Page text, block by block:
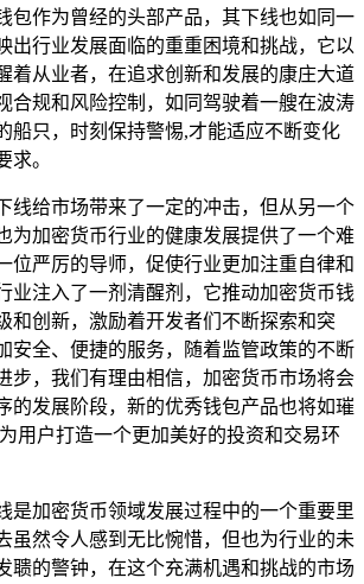
包作为曾经的头部产品，其下线也如同一
出行业发展面临的重重困境和挑战，它以
着从业者，在追求创新和发展的康庄大道
合规和风险控制，如同驾驶着一艘在波涛
船只，时刻保持警惕,才能适应不断变化
求。
线给市场带来了一定的冲击，但从另一个
为加密货币行业的健康发展提供了一个难
位严厉的导师，促使行业更加注重自律和
业注入了一剂清醒剂，它推动加密货币钱
和创新，激励着开发者们不断探索和突
安全、便捷的服务，随着监管政策的不断
步，我们有理由相信，加密货币市场将会
的发展阶段，新的优秀钱包产品也将如璀
用户打造一个更加美好的投资和交易环
是加密货币领域发展过程中的一个重要里
虽然令人感到无比惋惜，但也为行业的未
聩的警钟，在这个充满机遇和挑战的市场